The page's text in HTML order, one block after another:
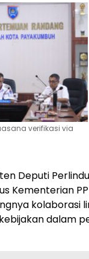
verifikasi via
Deputi
Kementerian
kolaborasi
dalam